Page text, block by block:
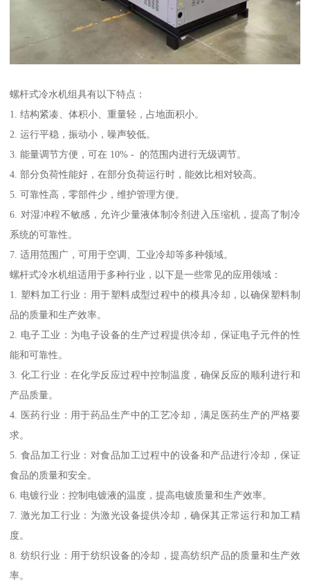
螺杆式冷水机组具有以下特点：
1. 结构紧凑、体积小、重量轻，占地面积小。
2. 运行平稳，振动小，噪声较低。
3. 能量调节方便，可在 10% - 的范围内进行无级调节。
4. 部分负荷性能好，在部分负荷运行时，能效比相对较高。
5. 可靠性高，零部件少，维护管理方便。
6. 对湿冲程不敏感，允许少量液体制冷剂进入压缩机，提高了制冷
系统的可靠性。
7. 适用范围广，可用于空调、工业冷却等多种领域。
螺杆式冷水机组适用于多种行业，以下是一些常见的应用领域：
1. 塑料加工行业：用于塑料成型过程中的模具冷却，以确保塑料制
品的质量和生产效率。
2. 电子工业：为电子设备的生产过程提供冷却，保证电子元件的性
能和可靠性。
3. 化工行业：在化学反应过程中控制温度，确保反应的顺利进行和
产品质量。
4. 医药行业：用于药品生产中的工艺冷却，满足医药生产的严格要
求。
5. 食品加工行业：对食品加工过程中的设备和产品进行冷却，保证
食品的质量和安全。
6. 电镀行业：控制电镀液的温度，提高电镀质量和生产效率。
7. 激光加工行业：为激光设备提供冷却，确保其正常运行和加工精
度。
8. 纺织行业：用于纺织设备的冷却，提高纺织产品的质量和生产效
率。